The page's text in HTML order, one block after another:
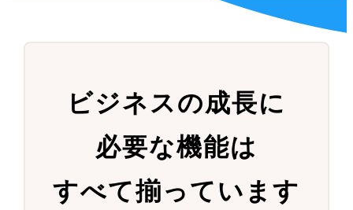
ビジネスの成長に
必要な機能は
すべて揃っています